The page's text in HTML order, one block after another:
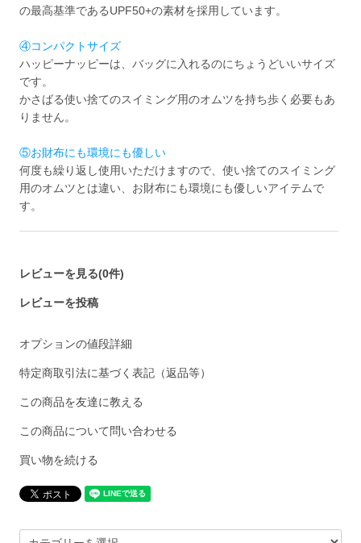
の最高基準であるUPF50+の素材を採用しています。
④コンパクトサイズ
ハッピーナッピーは、バッグに入れるのにちょうどいいサイズ
です。
かさばる使い捨てのスイミング用のオムツを持ち歩く必要もあ
りません。
⑤お財布にも環境にも優しい
何度も繰り返し使用いただけますので、使い捨てのスイミング
用のオムツとは違い、お財布にも環境にも優しいアイテムで
す。
レビューを見る(0件)
レビューを投稿
オプションの値段詳細
特定商取引法に基づく表記（返品等）
この商品を友達に教える
この商品について問い合わせる
買い物を続ける